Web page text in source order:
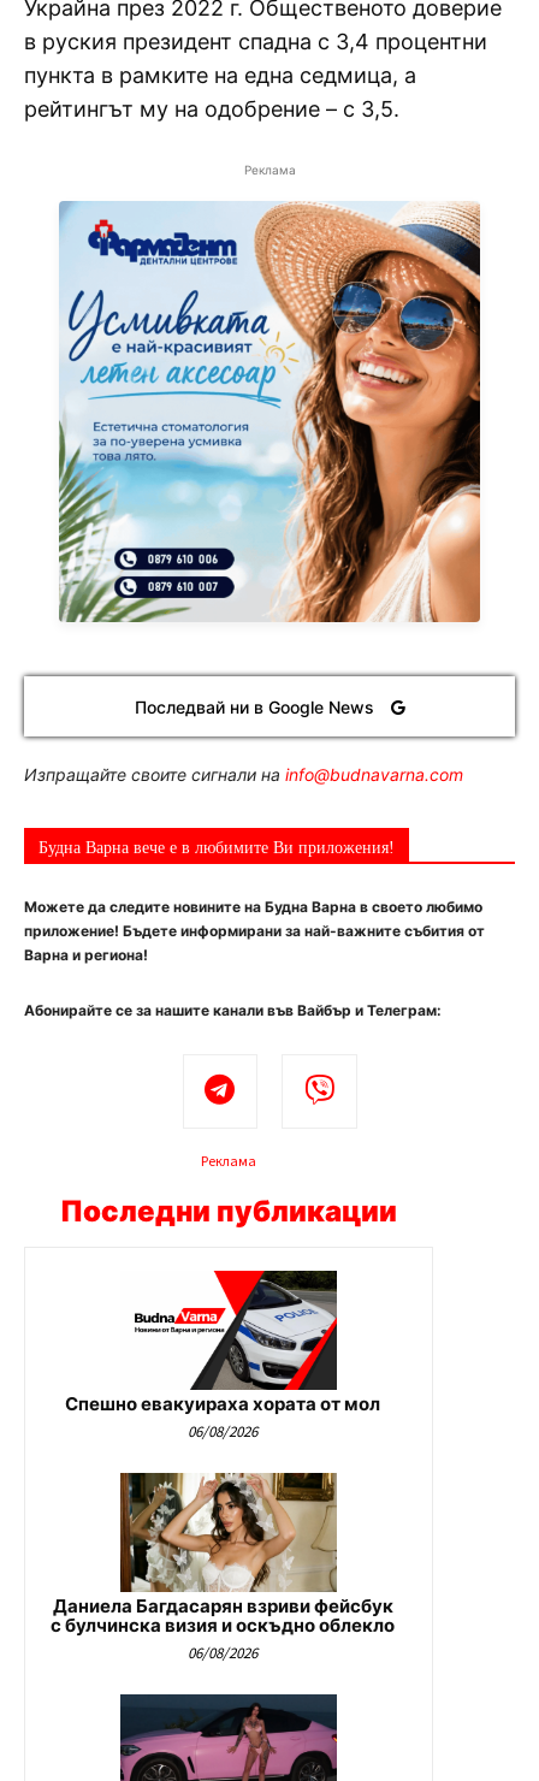
Украйна през 2022 г. Общественото доверие
в руския президент спадна с 3,4 процентни
пункта в рамките на една седмица, а
рейтингът му на одобрение – с 3,5.
Реклама
Последвай ни в Google News
Изпращайте своите сигнали на info@budnavarna.com
Будна Варна вече е в любимите Ви приложения!
Можете да следите новините на Будна Варна в своето любимо
приложение! Бъдете информирани за най-важните събития от
Варна и региона!
Абонирайте се за нашите канали във Вайбър и Телеграм:
Реклама
Последни публикации
Спешно евакуираха хората от мол
06/08/2026
Даниела Багдасарян взриви фейсбук
с булчинска визия и оскъдно облекло
06/08/2026